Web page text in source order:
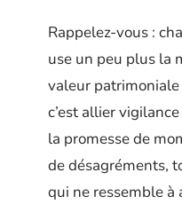
Rappelez-vous :
use un peu plus la
valeur patrimoniale
c’est allier
la promesse de
de désagréments,
qui ne ressemble